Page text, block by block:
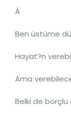
Â
Ben üstüme
Hayat?n
Ama
Belki de borçlu